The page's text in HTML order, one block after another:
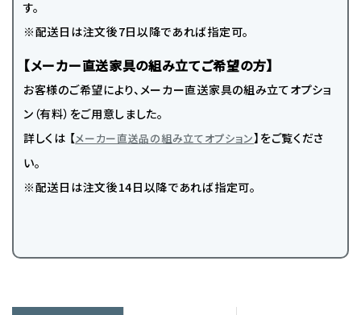
す。
※配送日は注文後7日以降であれば指定可。
【メーカー直送家具の組み立てご希望の方】
お客様のご希望により、メーカー直送家具の組み立てオプショ
ン（有料）をご用意しました。
詳しくは 【メーカー直送品の組み立てオプション】をご覧くださ
い。
※配送日は注文後14日以降であれば指定可。